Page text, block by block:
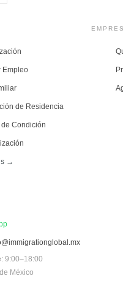
Empleo
de Residencia
Condición
→
9:00–18:00
México